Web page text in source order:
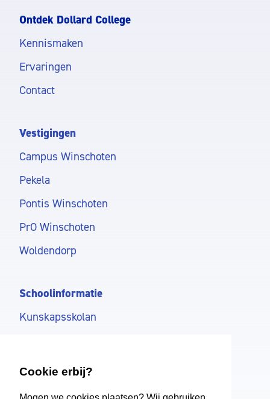
Cookie erbij?
Ontdek Dollard College
Kennismaken
Ervaringen
Contact
Vestigingen
Campus Winschoten
Pekela
Pontis Winschoten
PrO Winschoten
Woldendorp
Schoolinformatie
Kunskapsskolan
Ondersteuning